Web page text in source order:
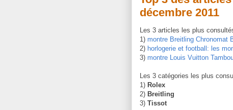
décembre 2011
Les 3 articles les plus
1) montre Breitling Chronomat
2) horlogerie et football: les
3) montre Louis Vuitton
Les 3 catégories les plus
1) Rolex
2) Breitling
3) Tissot